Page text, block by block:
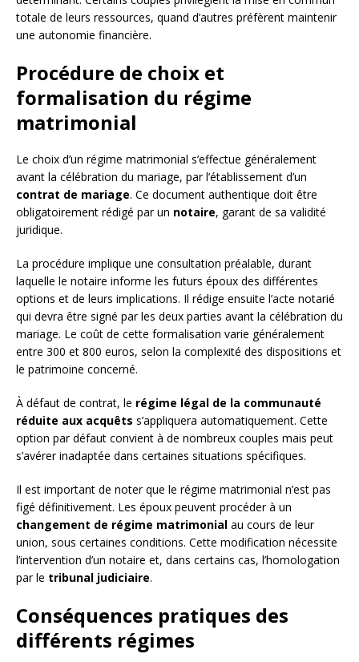
totale de leurs ressources, quand d’autres préfèrent maintenir
une autonomie financière.
Procédure de choix et
formalisation du régime
matrimonial
Le choix d’un régime matrimonial s’effectue généralement
avant la célébration du mariage, par l’établissement d’un
contrat de mariage. Ce document authentique doit être
obligatoirement rédigé par un notaire, garant de sa validité
juridique.
La procédure implique une consultation préalable, durant
laquelle le notaire informe les futurs époux des différentes
options et de leurs implications. Il rédige ensuite l’acte notarié
qui devra être signé par les deux parties avant la célébration du
mariage. Le coût de cette formalisation varie généralement
entre 300 et 800 euros, selon la complexité des dispositions et
le patrimoine concerné.
À défaut de contrat, le régime légal de la communauté
réduite aux acquêts s’appliquera automatiquement. Cette
option par défaut convient à de nombreux couples mais peut
s’avérer inadaptée dans certaines situations spécifiques.
Il est important de noter que le régime matrimonial n’est pas
figé définitivement. Les époux peuvent procéder à un
changement de régime matrimonial au cours de leur
union, sous certaines conditions. Cette modification nécessite
l’intervention d’un notaire et, dans certains cas, l’homologation
par le tribunal judiciaire.
Conséquences pratiques des
différents régimes